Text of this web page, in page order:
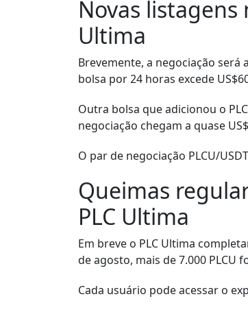
Novas
Ultima
Brevemente, a negociação será
bolsa por 24 horas excede
Outra bolsa que adicionou o
negociação chegam a quase
O par de negociação PLCU/
Queimas
PLC Ultima
Em breve o PLC Ultima
de agosto, mais de 7.000 PLCU
Cada usuário pode acessar o